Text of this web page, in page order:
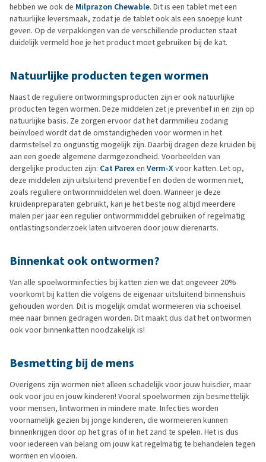
hebben we ook de Milprazon Chewable. Dit is een tablet met een
natuurlijke leversmaak, zodat je de tablet ook als een snoepje kunt
geven. Op de verpakkingen van de verschillende producten staat
duidelijk vermeld hoe je het product moet gebruiken bij de kat.
Natuurlijke producten tegen wormen
Naast de reguliere ontwormingsproducten zijn er ook natuurlijke
producten tegen wormen. Deze middelen zet je preventief in en zijn op
natuurlijke basis. Ze zorgen ervoor dat het darmmilieu zodanig
beïnvloed wordt dat de omstandigheden voor wormen in het
darmstelsel zo ongunstig mogelijk zijn. Daarbij dragen deze kruiden bij
aan een goede algemene darmgezondheid. Voorbeelden van
dergelijke producten zijn: Cat Parexen Verm-Xvoor katten. Let op,
deze middelen zijn uitsluitend preventief en doden de wormen niet,
zoals reguliere ontwormmiddelen wel doen. Wanneer je deze
kruidenpreparaten gebruikt, kan je het beste nog altijd meerdere
malen per jaar een regulier ontwormmiddel gebruiken of regelmatig
ontlastingsonderzoek laten uitvoeren door jouw dierenarts.
Binnenkat ook ontwormen?
Van alle spoelworminfecties bij katten zien we dat ongeveer 20%
voorkomt bij katten die volgens de eigenaar uitsluitend binnenshuis
gehouden worden. Dit is mogelijk omdat wormeieren via schoeisel
mee naar binnen gedragen worden. Dit maakt dus dat het ontwormen
ook voor binnenkatten noodzakelijk is!
Besmetting bij de mens
Overigens zijn wormen niet alleen schadelijk voor jouw huisdier, maar
ook voor jou en jouw kinderen! Vooral spoelwormen zijn besmettelijk
voor mensen, lintwormen in mindere mate. Infecties worden
voornamelijk gezien bij jonge kinderen, die wormeieren kunnen
binnenkrijgen door op het gras of in het zand te spelen. Het is dus
voor iedereen van belang om jouw kat regelmatig te behandelen tegen
wormen en vlooien.